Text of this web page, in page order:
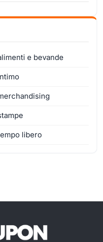
e bevande
libero